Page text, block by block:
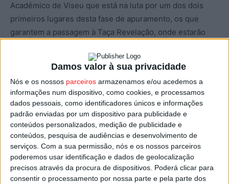
Damos valor à sua privacidade
Nós e os nossos parceiros armazenamos e/ou acedemos a
informações num dispositivo, como cookies, e processamos
dados pessoais, como identificadores únicos e informações
padrão enviadas por um dispositivo para publicidade e
conteúdos personalizados, medição de publicidade e
conteúdos, pesquisa de audiências e desenvolvimento de
serviços. Com a sua permissão, nós e os nossos parceiros
poderemos usar identificação e dados de geolocalização
precisos através da procura de dispositivos. Poderá clicar para
consentir o processamento por nossa parte e pela parte dos
Académico de Viseu que está na luta por um dos dois
primeiros lugares desta fase de apuramento, os que
garantem a passagem à Taça Revelação, onde estarão
de Campeão da Liga Revelação.
Para já, com sete encontros disputados, o Académico de
Viseu ocupa a terceira posição com 21 pontos, a três do
Santa Clarae a 10 do líder, oSporting de Braga, equipas
que têm mais uma partida disputada.
Adiada a partida em Matosinhos, segue-se no calendário
dos Sub-23 dos viseenses a receção aoMafra , agendada
para dia 04 de março pelas 15:00 no Estádio Municipal